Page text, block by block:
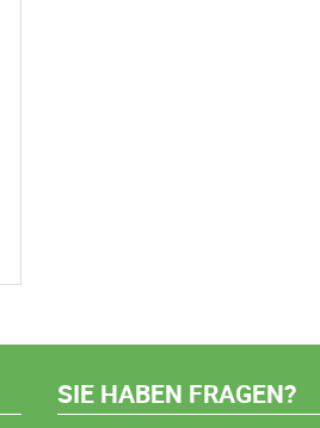
SIE HABEN FRAGEN?